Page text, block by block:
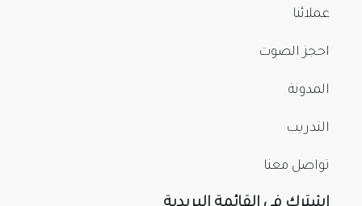
عملائنا
احجز الصوت
المدونة
التدريب
تواصل معنا